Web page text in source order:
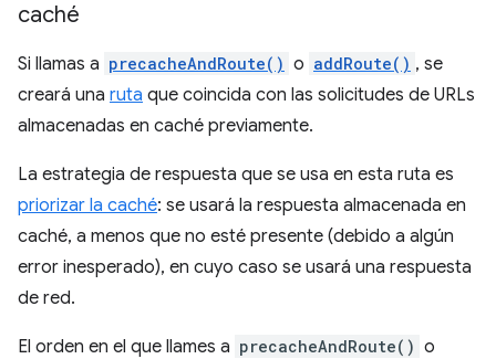
caché
Si llamas a precacheAndRoute() o addRoute() , se
creará una ruta que coincida con las solicitudes de URLs
almacenadas en caché previamente.
La estrategia de respuesta que se usa en esta ruta es
priorizar la caché: se usará la respuesta almacenada en
caché, a menos que no esté presente (debido a algún
error inesperado), en cuyo caso se usará una respuesta
de red.
El orden en el que llames a precacheAndRoute() o